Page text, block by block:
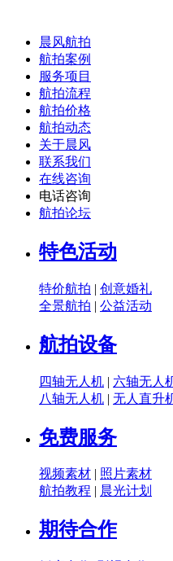
晨风航拍
航拍案例
服务项目
航拍流程
航拍价格
航拍动态
关于晨风
联系我们
在线咨询
电话咨询
航拍论坛
特色活动
特价航拍 | 创意婚礼
全景航拍 | 公益活动
航拍设备
四轴无人机 | 六轴无人
八轴无人机 | 无人直升
免费服务
视频素材 | 照片素材
航拍教程 | 晨光计划
期待合作